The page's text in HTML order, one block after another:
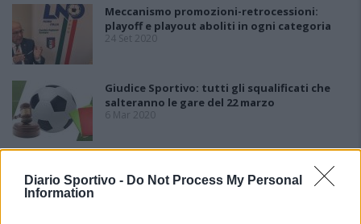
Diario Sportivo - Do Not Process My Personal
Information
Meccanismo promozioni-retrocessioni:
playoff e playout aboliti in ogni categoria
24 Set 2020
Giudice Sportivo: tutti gli squalificati che
salteranno le gare del 22 marzo
6 Mar 2020
Giudice Sportivo: 2 giornate di squalifica a
Peana (Arzachena), 1 turno a Spina (Budoni)